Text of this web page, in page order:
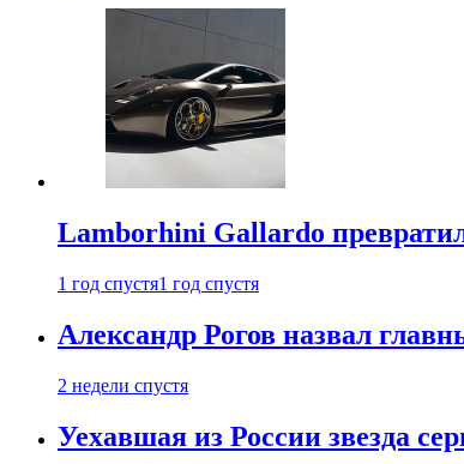
Lamborhini Gallardo
1 год спустя1 год спустя
Александр Рогов назвал
2 недели спустя
Уехавшая из России звезда